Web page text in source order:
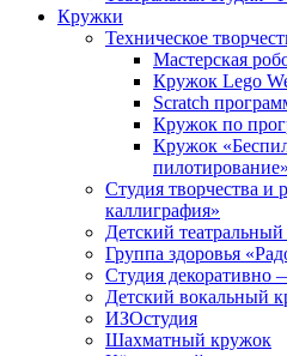
Кружки
Техническое
Мастерская
Кружок Lego
Scratch
Кружок по
Кружок
пилотирование»
Студия творчества и
каллиграфия»
Детский
Группа здоровья
Студия декоративно
Детский вокальный
ИЗОстудия
Шахматный кружок